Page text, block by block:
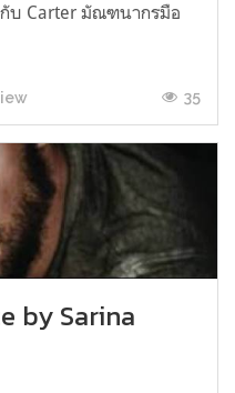
กับ Carter มัณฑนากรมือ
35
by Sarina